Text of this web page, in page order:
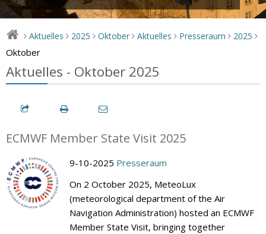
> Aktuelles > 2025 > Oktober > Aktuelles > Presseraum > 2025 >
Oktober
Aktuelles - Oktober 2025
ECMWF Member State Visit 2025
9-10-2025 Presseraum
On 2 October 2025, MeteoLux
(meteorological department of the Air
Navigation Administration) hosted an ECMWF
Member State Visit, bringing together